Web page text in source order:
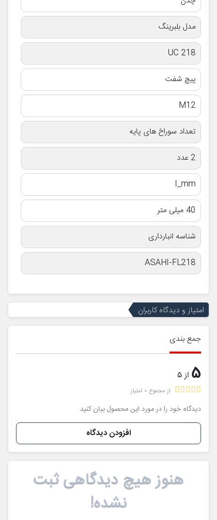
مدل بلبرینگ
UC 218
پیچ شفت
M12
تعداد سوراخ های پایه
2 عدد
I_mm
40 میلی متر
شناسه انبارداری
ASAHI-FL218
امتیاز و دیدگاه کاربران
جمع بندی
5 از 5
از مجموع 0 امتیاز
دیدگاه خود را در مورد این محصول بیان کنید
افزودن دیدگاه
هنوز هیچ دیدگاهی ثبت
نشده!